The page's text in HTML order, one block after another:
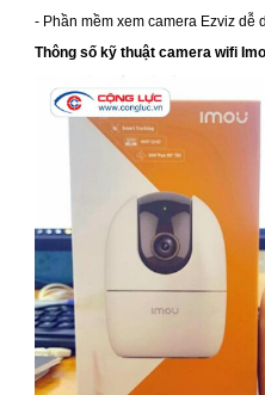
- Phần mềm xem camera Ezviz dễ
Thông số kỹ thuật camera wifi